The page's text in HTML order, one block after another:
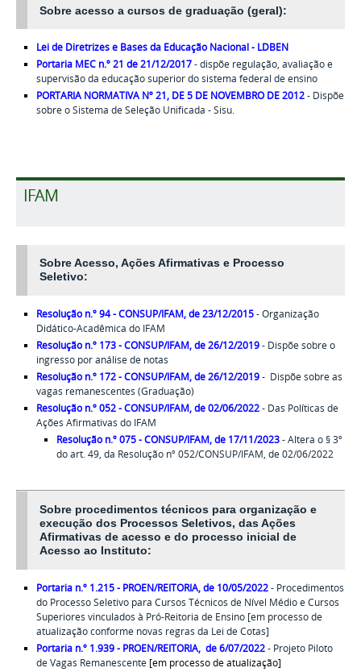
Sobre acesso a cursos de graduação (geral):
Lei de Diretrizes e Bases da Educação Nacional - LDBEN
Portaria MEC n.º 21 de 21/12/2017- dispõe regulação, avaliação e
supervisão da educação superior do sistema federal de ensino
PORTARIA NORMATIVA Nº 21, DE 5 DE NOVEMBRO DE 2012- Dispõe
sobre o Sistema de Seleção Unificada - Sisu.
IFAM
Sobre Acesso, Ações Afirmativas e Processo
Seletivo:
Resolução n.º 94 - CONSUP/IFAM, de 23/12/2015- Organização
Didático-Acadêmica do IFAM
Resolução n.º 173 - CONSUP/IFAM, de 26/12/2019- Dispõe sobre o
ingresso por análise de notas
Resolução n.º 172 - CONSUP/IFAM, de 26/12/2019- Dispõe sobre as
vagas remanescentes (Graduação)
Resolução n.º 052 - CONSUP/IFAM, de 02/06/2022- Das Políticas de
Ações Afirmativas do IFAM
Resolução n.º 075 - CONSUP/IFAM, de 17/11/2023- Altera o § 3º
do art. 49, da Resolução nº 052/CONSUP/IFAM, de 02/06/2022
Sobre procedimentos técnicos para organização e
execução dos Processos Seletivos, das Ações
Afirmativas de acesso e do processo inicial de
Acesso ao Instituto:
Portaria n.º 1.215 - PROEN/REITORIA, de 10/05/2022- Procedimentos
do Processo Seletivo para Cursos Técnicos de Nível Médio e Cursos
Superiores vinculados à Pró-Reitoria de Ensino [em processo de
atualização conforme novas regras da Lei de Cotas]
Portaria n.º 1.939 - PROEN/REITORIA, de 6/07/2022- Projeto Piloto
de Vagas Remanescente[em processo de atualização]